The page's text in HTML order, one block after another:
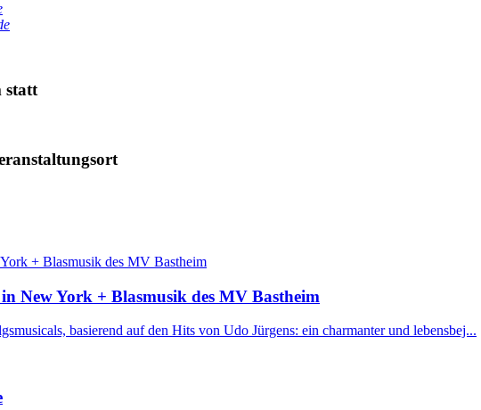
statt
New York + Blasmusik des MV Bastheim
basierend auf den Hits von Udo Jürgens: ein charmanter und lebensbej...